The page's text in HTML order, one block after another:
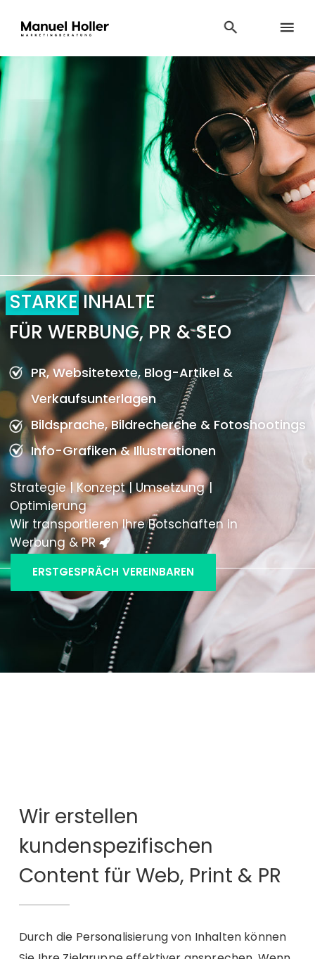
STARKE INHALTE
FÜR WERBUNG, PR & SEO
PR, Websitetexte, Blog-Artikel &
Verkaufsunterlagen
Bildsprache, Bildrecherche & Fotoshootings
Info-Grafiken & Illustrationen
ERSTGESPRÄCH VEREINBAREN
Strategie | Konzept | Umsetzung |
Optimierung
Wir transportieren Ihre Botschaften in
Werbung & PR
Wir erstellen
kundenspezifischen
Content für Web, Print & PR
Durch die Personalisierung von Inhalten können